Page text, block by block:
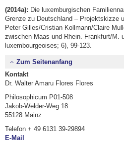
(2014a): Die luxemburgischen
Grenze zu Deutschland – Projektskizze
Peter Gilles/Cristian Kollmann/Claire
zwischen Maas und Rhein. Frankfurt/M.
luxembourgeoises; 6), 99-123.
Zum Seitenanfang
Kontakt
Dr. Walter Amaru Flores Flores
Philosophicum P01-508
Jakob-Welder-Weg 18
55128 Mainz
Telefon + 49 6131 39-29894
E-Mail